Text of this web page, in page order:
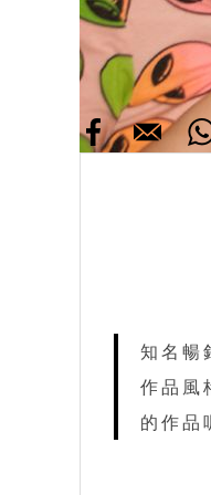
知名暢
作品風
的作品